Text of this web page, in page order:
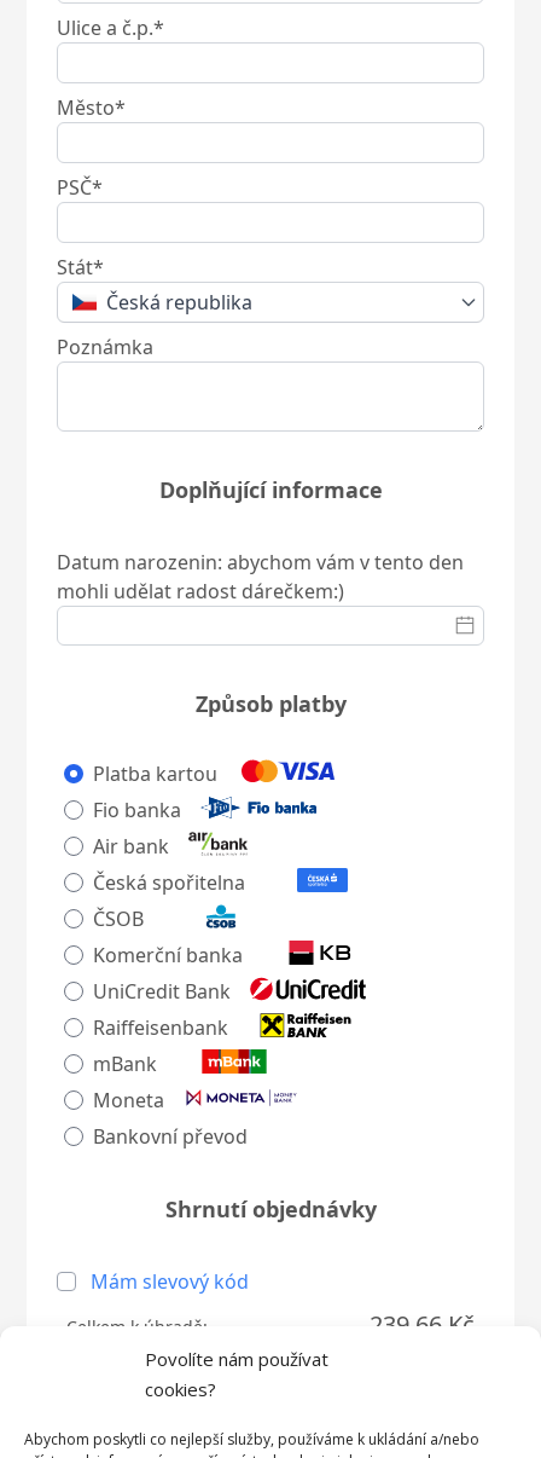
Povolíte nám používat
cookies?
Abychom poskytli co nejlepší služby, používáme k ukládání a/nebo
Ulice a č.p.*
Město*
PSČ*
Stát*
Česká republika
Poznámka
Doplňující informace
Datum narozenin: abychom vám v tento den
mohli udělat radost dárečkem:)
Způsob platby
Platba kartou
Fio banka
Air bank
Česká spořitelna
ČSOB
Komerční banka
UniCredit Bank
Raiffeisenbank
mBank
Moneta
Bankovní převod
Shrnutí objednávky
Mám slevový kód
Celkem k úhradě: 239,66 Kč
Souhlasím sobchodními podmínkami